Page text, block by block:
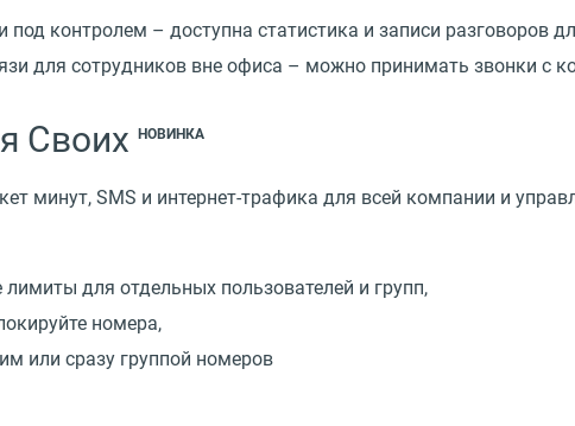
под контролем – доступна статистика и записи разговоров
для сотрудников вне офиса – можно принимать звонки с
Своих НОВИНКА
минут, SMS и интернет-трафика для всей компании и
лимиты для отдельных пользователей и групп,
номера,
или сразу группой номеров